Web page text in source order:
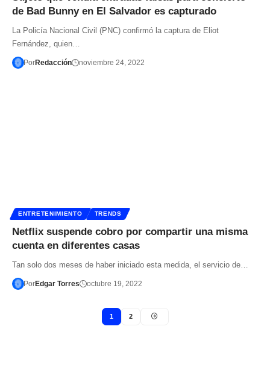
de Bad Bunny en El Salvador es capturado
La Policía Nacional Civil (PNC) confirmó la captura de Eliot
Fernández, quien…
PorRedacción noviembre 24, 2022
ENTRETENIMIENTO TRENDS
Netflix suspende cobro por compartir una misma
cuenta en diferentes casas
Tan solo dos meses de haber iniciado esta medida, el servicio de…
PorEdgar Torres octubre 19, 2022
1 2